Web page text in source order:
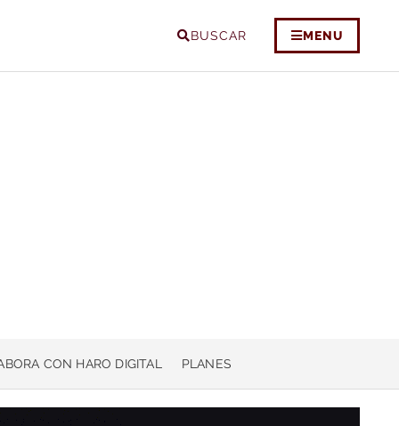
BUSCAR MENU
CON HARO DIGITAL PLANES